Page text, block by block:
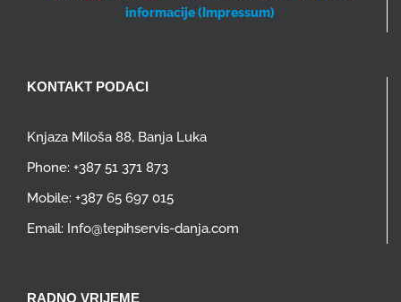
informacije (Impressum)
KONTAKT PODACI
Knjaza Miloša 88, Banja Luka
Phone: +387 51 371 873
Mobile: +387 65 697 015
Email: Info@tepihservis-danja.com
RADNO VRIJEME